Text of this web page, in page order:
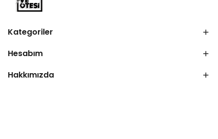
Kategoriler
Hesabım
Hakkımızda